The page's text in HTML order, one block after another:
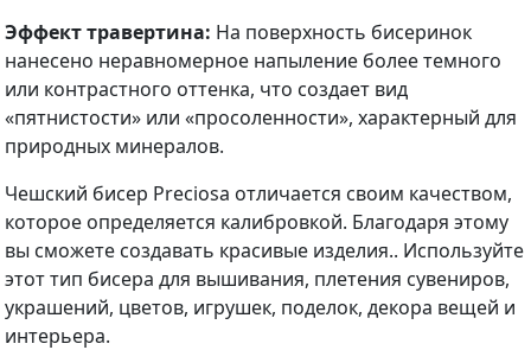
Эффект травертина: На поверхность бисеринок
нанесено неравномерное напыление более темного
или контрастного оттенка, что создает вид
«пятнистости» или «просоленности», характерный для
природных минералов.
Чешский бисер Preciosa отличается своим качеством,
которое определяется калибровкой. Благодаря этому
вы сможете создавать красивые изделия.. Используйте
этот тип бисера для вышивания, плетения сувениров,
украшений, цветов, игрушек, поделок, декора вещей и
интерьера.